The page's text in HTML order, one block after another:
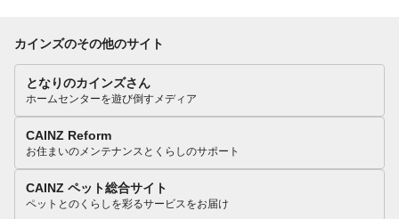
カインズのその他のサイト
となりのカインズさん
ホームセンターを遊び倒すメディア
CAINZ Reform
お住まいのメンテナンスとくらしのサポート
CAINZ ペット総合サイト
ペットとのくらしを彩るサービスをお届け